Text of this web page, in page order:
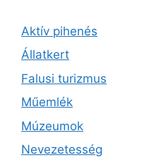
Aktív pihenés
Állatkert
Falusi turizmus
Műemlék
Múzeumok
Nevezetesség